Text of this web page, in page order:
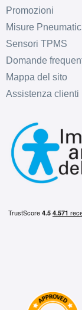
Promozioni
Misure
Sensori TPMS
Domande
Mappa del sito
Assistenza clienti